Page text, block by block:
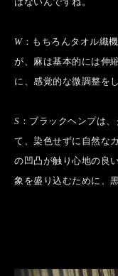
W：もちろんタオル織
が、麻は基本的には伸
に、感覚的な微調整を
S ：ブラックヘンプは
て、染色せずに自然な
の凹凸が触り心地の良
象を盛り込むために、